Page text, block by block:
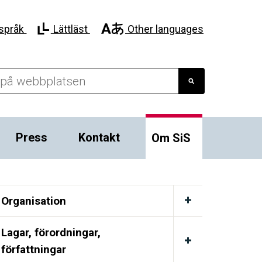
Lättläst Other languages
Press Kontakt Om SiS
Organisation
Lagar, förordningar,
författningar